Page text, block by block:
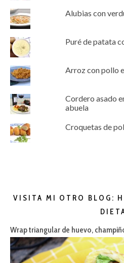
Alubias con
Puré de patata
Arroz con pollo
Cordero asado
abuela
Croquetas de
VISITA MI OTRO BLOG:
Wrap triangular de huevo,